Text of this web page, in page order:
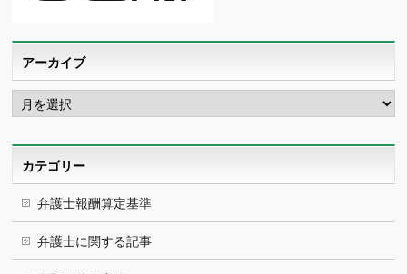
アーカイブ
ア
ー
カ
カテゴリー
弁護士報酬算定基準
弁護士に関する記事